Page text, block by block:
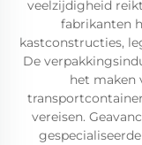
veelzijdigheid
fabrikanten
kastconstructies,
De
het maken
vereisen.